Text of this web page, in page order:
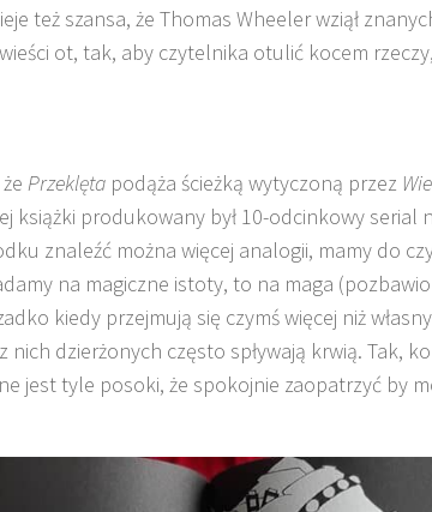
też szansa, że Thomas Wheeler wziął
ot, tak, aby czytelnika otulić kocem
Przeklęta podąża ścieżką wytyczoną przez
książki produkowany był 10-odcinkowy serial
znaleźć można więcej analogii, mamy do
na magiczne istoty, to na maga
kiedy przejmują się czymś więcej niż
dzierżonych często spływają krwią. Tak,
jest tyle posoki, że spokojnie zaopatrzyć by